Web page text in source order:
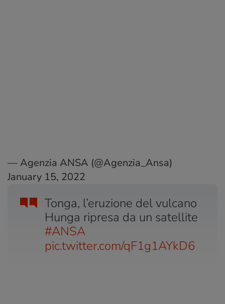
Tonga, l’eruzione del vulcano
Hunga ripresa da un satellite
#ANSA
pic.twitter.com/qF1g1AYkD6
— Agenzia ANSA (@Agenzia_Ansa)
January 15, 2022